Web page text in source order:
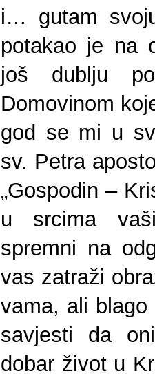
i… gutam
potakao je na
još dublju
Domovinom
god se mi u
sv. Petra
„Gospodin –
u srcima
spremni na
vas zatraži
vama, ali
savjesti da
dobar život u